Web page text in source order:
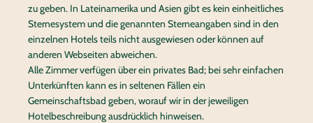
zu geben. In Lateinamerika und Asien gibt es kein einheitliches
Sternesystem und die genannten Sterneangaben sind in den
einzelnen Hotels teils nicht ausgewiesen oder können auf
anderen Webseiten abweichen.
Alle Zimmer verfügen über ein privates Bad; bei sehr einfachen
Unterkünften kann es in seltenen Fällen ein
Gemeinschaftsbad geben, worauf wir in der jeweiligen
Hotelbeschreibung ausdrücklich hinweisen.